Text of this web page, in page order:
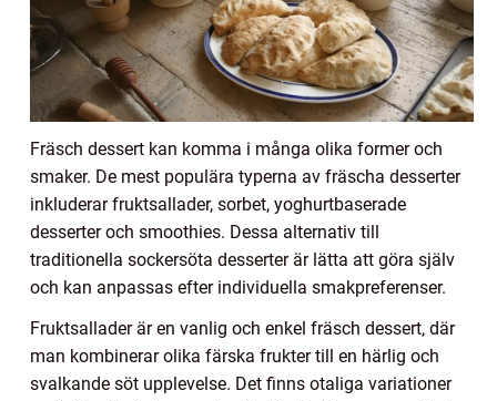
Fräsch dessert kan komma i många olika former och
smaker. De mest populära typerna av fräscha desserter
inkluderar fruktsallader, sorbet, yoghurtbaserade
desserter och smoothies. Dessa alternativ till
traditionella sockersöta desserter är lätta att göra själv
och kan anpassas efter individuella smakpreferenser.
Fruktsallader är en vanlig och enkel fräsch dessert, där
man kombinerar olika färska frukter till en härlig och
svalkande söt upplevelse. Det finns otaliga variationer